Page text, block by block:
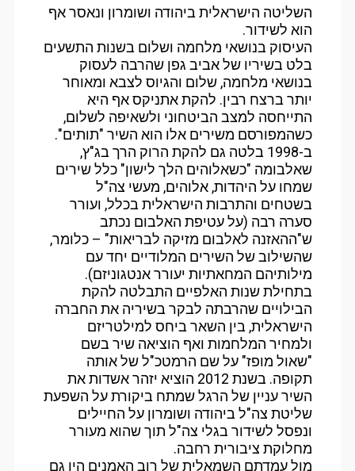
השליטה הישראלית ביהודה ושומרון ונאסר אף
הוא לשידור.
העיסוק בנושאי מלחמה ושלום בשנות התשעים
בלט בשיריו של אביב גפן שהרבה לעסוק
בנושאי מלחמה, שלום והגיוס לצבא ומאוחר
יותר ברצח רבין. להקת אתניקס אף היא
התייחסה למצב הביטחוני ולשאיפה לשלום,
כשהמפורסם משירים אלו הוא השיר "תותים".
ב-1998 בלטה גם להקת הרוק הרך בג"ץ,
שאלבומה "כשאלוהים הלך לישון" כלל שירים
שמחו על היהדות, אלוהים, מעשי צה"ל
בשטחים והתרבות הישראלית בכלל, ועורר
סערה רבה (על עטיפת האלבום נכתב
ש"ההאזנה לאלבום מזיקה לבריאות" – כלומר,
שהשילוב של השירים המלודיים יחד עם
מילותיהם המחאתיות יעורר אנטגוניזם).
בתחילת שנות האלפיים התבלטה להקת
הבילויים שהרבתה לבקר בשיריה את החברה
הישראלית, בין השאר ביחס למילטריזם
ולמחיר המלחמות ואף הוציאה שיר בשם
"שאול מופז" על שם הרמטכ"ל של אותה
תקופה. בשנת 2012 הוציא יזהר אשדות את
השיר עניין של הרגל שמתח ביקורת על השפעת
שליטת צה"ל ביהודה ושומרון על החיילים
ונפסל לשידור בגלי צה"ל תוך שהוא מעורר
מחלוקת ציבורית רחבה.
מול עמדתם השמאלית של רוב האמנים היו גם